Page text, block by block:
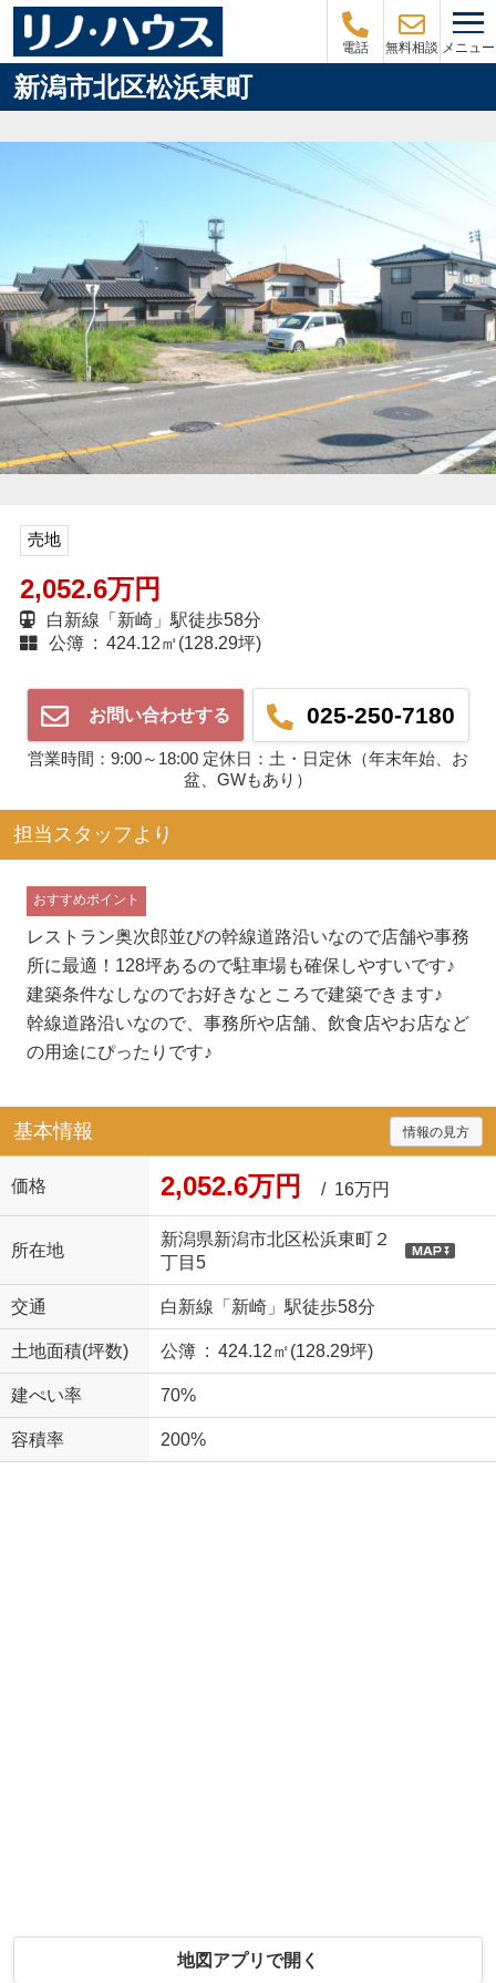
電話 無料相談 メニュー
新潟市北区松浜東町
売地
2,052.6万円
白新線「新崎」駅徒歩58分
公簿 : 424.12㎡(128.29坪)
お問い合わせする 025-250-7180
営業時間：9:00～18:00 定休日：土・日定休（年末年始、お
盆、GWもあり）
担当スタッフより
おすすめポイント
レストラン奥次郎並びの幹線道路沿いなので店舗や事務
所に最適！128坪あるので駐車場も確保しやすいです♪
建築条件なしなのでお好きなところで建築できます♪
幹線道路沿いなので、事務所や店舗、飲食店やお店など
の用途にぴったりです♪
基本情報 情報の見方
価格 2,052.6万円 / 16万円
所在地
新潟県新潟市北区松浜東町２
丁目5
交通 白新線「新崎」駅徒歩58分
土地面積(坪数) 公簿 : 424.12㎡(128.29坪)
建ぺい率 70%
容積率 200%
地図アプリで開く